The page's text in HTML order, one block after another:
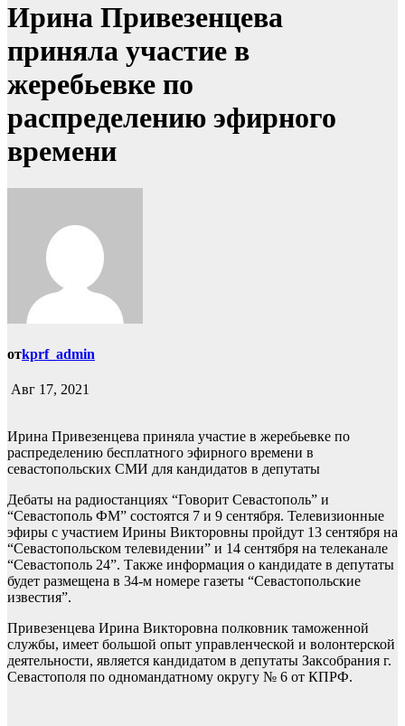
Ирина Привезенцева
приняла участие в
жеребьевке по
распределению эфирного
времени
отkprf_admin
Авг 17, 2021
Ирина Привезенцева приняла участие в жеребьевке по
распределению бесплатного эфирного времени в
севастопольских СМИ для кандидатов в депутаты
Дебаты на радиостанциях “Говорит Севастополь” и
“Севастополь ФМ” состоятся 7 и 9 сентября. Телевизионные
эфиры с участием Ирины Викторовны пройдут 13 сентября на
“Севастопольском телевидении” и 14 сентября на телеканале
“Севастополь 24”. Также информация о кандидате в депутаты
будет размещена в 34-м номере газеты “Севастопольские
известия”.
Привезенцева Ирина Викторовна полковник таможенной
службы, имеет большой опыт управленческой и волонтерской
деятельности, является кандидатом в депутаты Заксобрания г.
Севастополя по одномандатному округу № 6 от КПРФ.